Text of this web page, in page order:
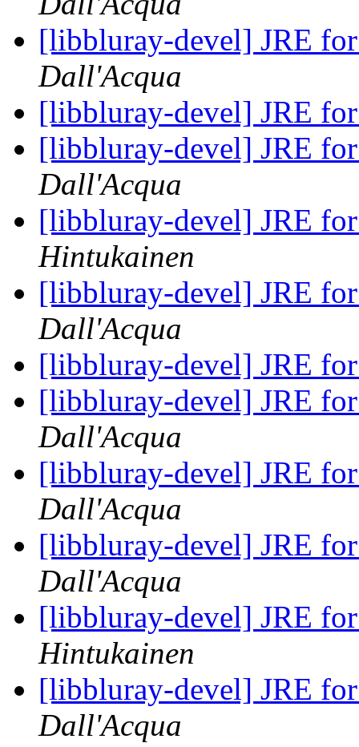
[libbluray-devel] JRE
Dall'Acqua
[libbluray-devel] JRE
[libbluray-devel] JRE
Dall'Acqua
[libbluray-devel] JRE
Hintukainen
[libbluray-devel] JRE
Dall'Acqua
[libbluray-devel] JRE
[libbluray-devel] JRE
Dall'Acqua
[libbluray-devel] JRE
Dall'Acqua
[libbluray-devel] JRE
Dall'Acqua
[libbluray-devel] JRE
Hintukainen
[libbluray-devel] JRE
Dall'Acqua